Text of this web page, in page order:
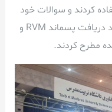
کردند و سوالات خود
را در مورد ساختار و کارکرد دستگاه خود دریافت پسماند RVM و
مطرح کردند.